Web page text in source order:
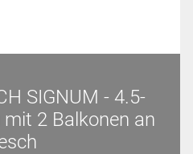
SIGNUM - 4.5-
2 Balkonen an